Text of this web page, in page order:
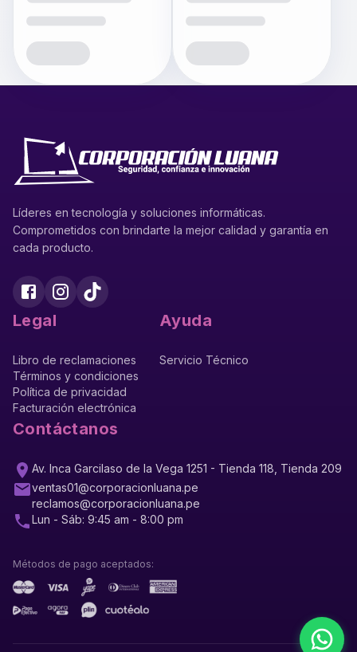
Líderes en tecnología y soluciones informáticas.
Comprometidos con brindarte la mejor calidad y garantía en
cada producto.
Legal
Libro de reclamaciones
Términos y condiciones
Política de privacidad
Facturación electrónica
Ayuda
Servicio Técnico
Contáctanos
Av. Inca Garcilaso de la Vega 1251 - Tienda 118, Tienda 209
ventas01@corporacionluana.pe
reclamos@corporacionluana.pe
Lun - Sáb: 9:45 am - 8:00 pm
Métodos de pago aceptados: